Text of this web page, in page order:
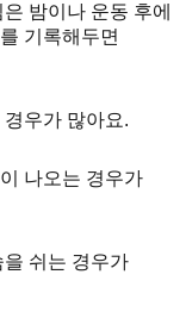
밤이나 운동 후에
기록해두면
우가 많아요.
나오는 경우가
쉬는 경우가